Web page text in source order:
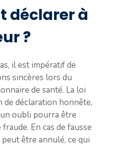
déclarer à
?
il est impératif de
sincères lors du
de santé. La loi
déclaration honnête,
oubli pourra être
En cas de fausse
être annulé, ce qui